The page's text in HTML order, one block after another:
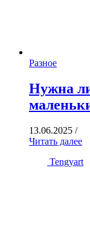
Разное
Нужна
13.06.2025 /
Читать далее
Tengyart